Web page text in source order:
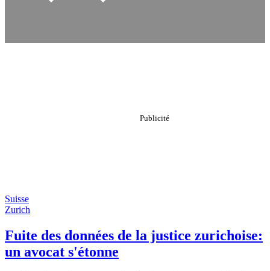
Suisse
Zurich
Fuite des données de la justice zurichoise:
un avocat s'étonne